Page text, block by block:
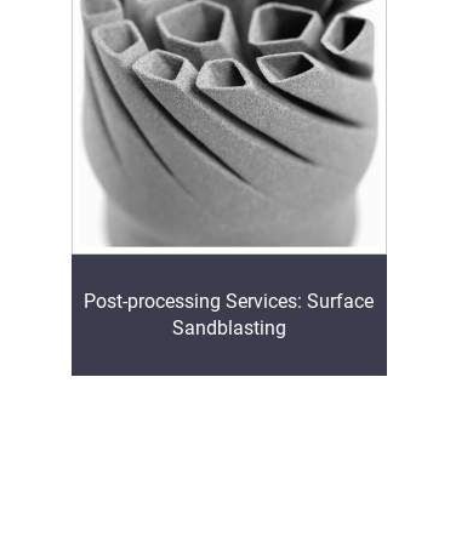
Post-processing Services: Surface
Sandblasting